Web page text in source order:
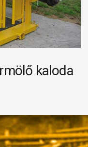
kaloda